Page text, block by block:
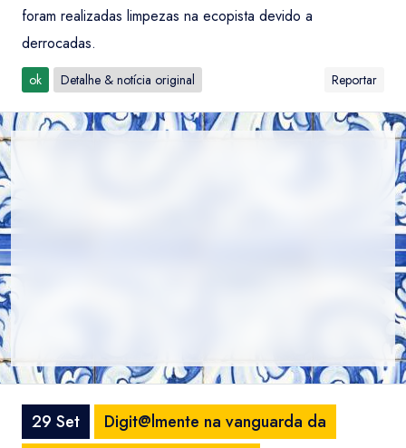
foram realizadas limpezas na ecopista devido a
derrocadas.
ok Detalhe & notícia original Reportar
29 Set
Digit@lmente na vanguarda da